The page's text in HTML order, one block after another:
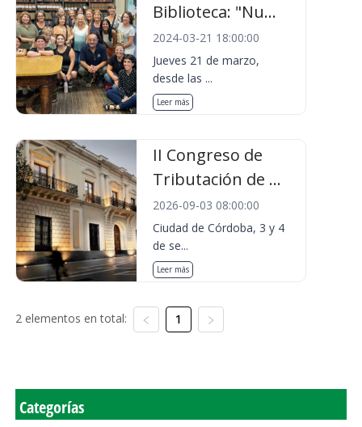
Biblioteca: "Nu...
2024-03-21 18:00:00
Jueves 21 de marzo,
desde las ...
Leer más
II Congreso de
Tributación de ...
2026-09-03 08:00:00
Ciudad de Córdoba, 3 y 4
de se...
Leer más
2 elementos en total: 1
Categorías